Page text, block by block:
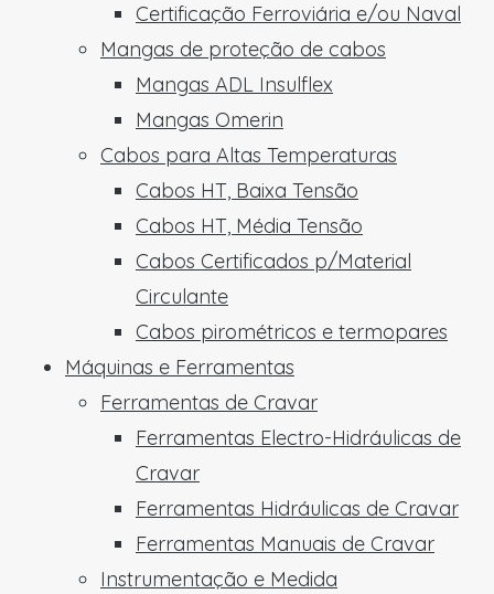
Certificação Ferroviária e/ou Naval
Mangas de proteção de cabos
Mangas ADL Insulflex
Mangas Omerin
Cabos para Altas Temperaturas
Cabos HT, Baixa Tensão
Cabos HT, Média Tensão
Cabos Certificados p/Material
Circulante
Cabos pirométricos e termopares
Máquinas e Ferramentas
Ferramentas de Cravar
Ferramentas Electro-Hidráulicas de
Cravar
Ferramentas Hidráulicas de Cravar
Ferramentas Manuais de Cravar
Instrumentação e Medida